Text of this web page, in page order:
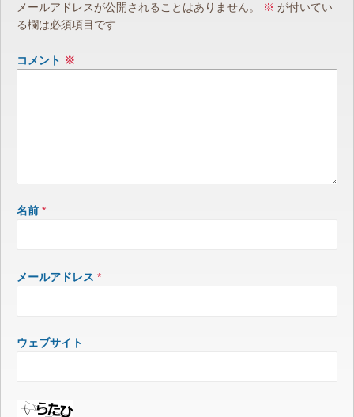
メールアドレスが公開されることはありません。 ※ が付いてい
る欄は必須項目です
コメント ※
名前 *
メールアドレス *
ウェブサイト